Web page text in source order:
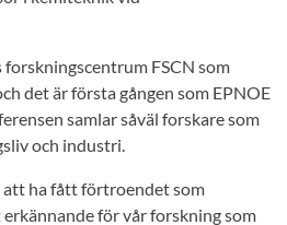
FSCN som
det är första gången som EPNOE
samlar såväl forskare som
och industri.
att ha fått förtroendet som
för vår forskning som